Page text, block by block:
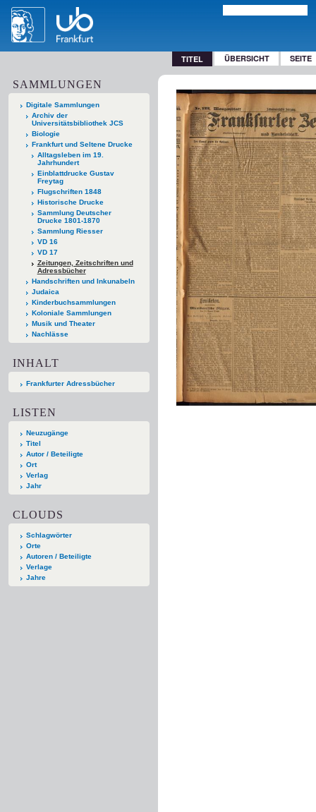
TITEL ÜBERSICHT SEITE
SAMMLUNGEN
Digitale Sammlungen
Archiv der
Universitätsbibliothek JCS
Biologie
Frankfurt und Seltene Drucke
Alltagsleben im 19.
Jahrhundert
Einblattdrucke Gustav
Freytag
Flugschriften 1848
Historische Drucke
Sammlung Deutscher
Drucke 1801-1870
Sammlung Riesser
VD 16
VD 17
Zeitungen, Zeitschriften und
Adressbücher
Handschriften und Inkunabeln
Judaica
Kinderbuchsammlungen
Koloniale Sammlungen
Musik und Theater
Nachlässe
INHALT
Frankfurter Adressbücher
LISTEN
Neuzugänge
Titel
Autor / Beteiligte
Ort
Verlag
Jahr
CLOUDS
Schlagwörter
Orte
Autoren / Beteiligte
Verlage
Jahre